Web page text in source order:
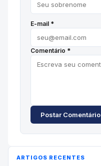
E-mail *
Comentário *
Postar Comentário
ARTIGOS RECENTES